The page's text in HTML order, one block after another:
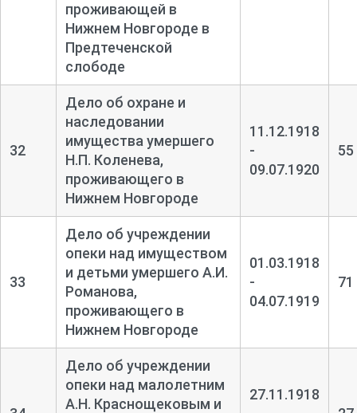
проживающей в
Нижнем Новгороде в
Предтеченской
слободе
32
Дело об охране и
наследовании
имущества умершего
Н.П. Коленева,
проживающего в
Нижнем Новгороде
11.12.1918
-
09.07.1920
55
33
Дело об учреждении
опеки над имуществом
и детьми умершего А.И.
Романова,
проживающего в
Нижнем Новгороде
01.03.1918
-
04.07.1919
71
Дело об учреждении
опеки над малолетним
А.Н. Краснощековым и
27.11.1918